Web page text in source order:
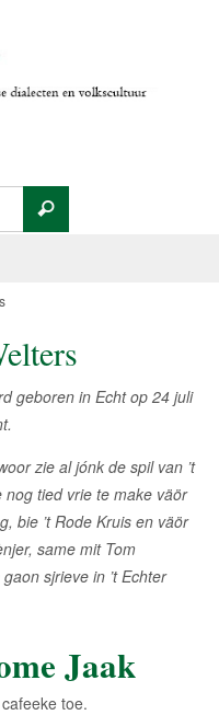
geboren in Echt op 24 juli
zie al jónk de spil van ’t
tied vrie te make väör
bie ’t Rode Kruis en väör
same mit Tom
sjrieve in ’t Echter
Jaak
toe.